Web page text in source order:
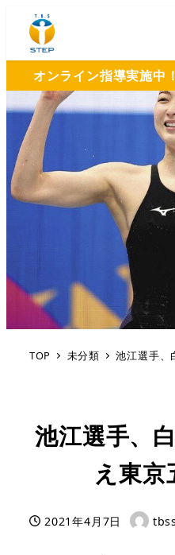
オンライン指導実施中
TOP 未分類 池江選手、
池江選手、
え東京
投稿日
2021年4月7日
著